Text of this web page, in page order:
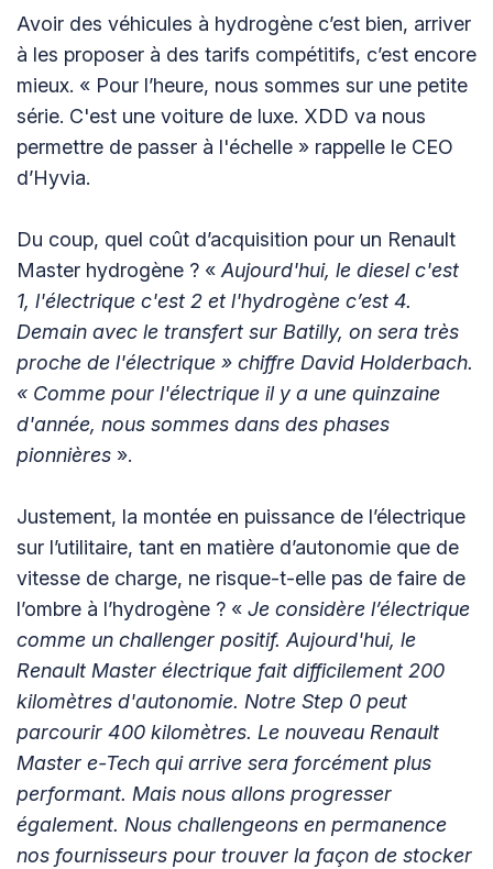
Avoir des véhicules à hydrogène c’est bien, arriver
à les proposer à des tarifs compétitifs, c’est encore
mieux. « Pour l’heure, nous sommes sur une petite
série. C'est une voiture de luxe. XDD va nous
permettre de passer à l'échelle » rappelle le CEO
d’Hyvia.
Du coup, quel coût d’acquisition pour un Renault
Master hydrogène ? « Aujourd'hui, le diesel c'est
1, l'électrique c'est 2 et l'hydrogène c’est 4.
Demain avec le transfert sur Batilly, on sera très
proche de l'électrique » chiffre David Holderbach.
« Comme pour l'électrique il y a une quinzaine
d'année, nous sommes dans des phases
pionnières ».
Justement, la montée en puissance de l’électrique
sur l’utilitaire, tant en matière d’autonomie que de
vitesse de charge, ne risque-t-elle pas de faire de
l’ombre à l’hydrogène ? « Je considère l’électrique
comme un challenger positif. Aujourd'hui, le
Renault Master électrique fait difficilement 200
kilomètres d'autonomie. Notre Step 0 peut
parcourir 400 kilomètres. Le nouveau Renault
Master e-Tech qui arrive sera forcément plus
performant. Mais nous allons progresser
également. Nous challengeons en permanence
nos fournisseurs pour trouver la façon de stocker